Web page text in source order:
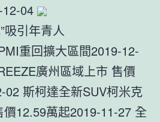
04
吸引年青人
重回擴大區間2019-12-
廣州區域上市 售價
02 斯柯達全新SUV柯米克
12.59萬起2019-11-27 ​全